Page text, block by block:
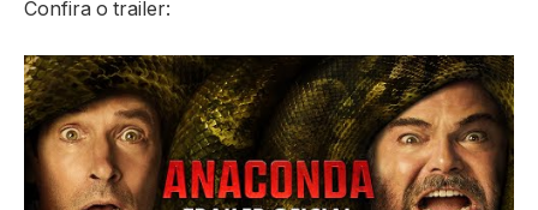
Confira o trailer: